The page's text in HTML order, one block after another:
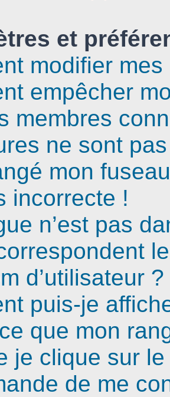
et
modifier
empêcher
membres
ne sont
mon
incorrecte !
n’est pas
d’utilisateur ?
puis-je
que mon
je clique sur
de me